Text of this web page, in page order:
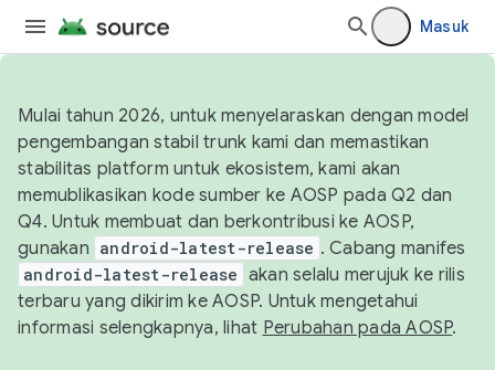
Masuk
Mulai tahun 2026, untuk menyelaraskan dengan model
pengembangan stabil trunk kami dan memastikan
stabilitas platform untuk ekosistem, kami akan
memublikasikan kode sumber ke AOSP pada Q2 dan
Q4. Untuk membuat dan berkontribusi ke AOSP,
gunakan android-latest-release . Cabang manifes
android-latest-release akan selalu merujuk ke rilis
terbaru yang dikirim ke AOSP. Untuk mengetahui
informasi selengkapnya, lihat Perubahan pada AOSP.